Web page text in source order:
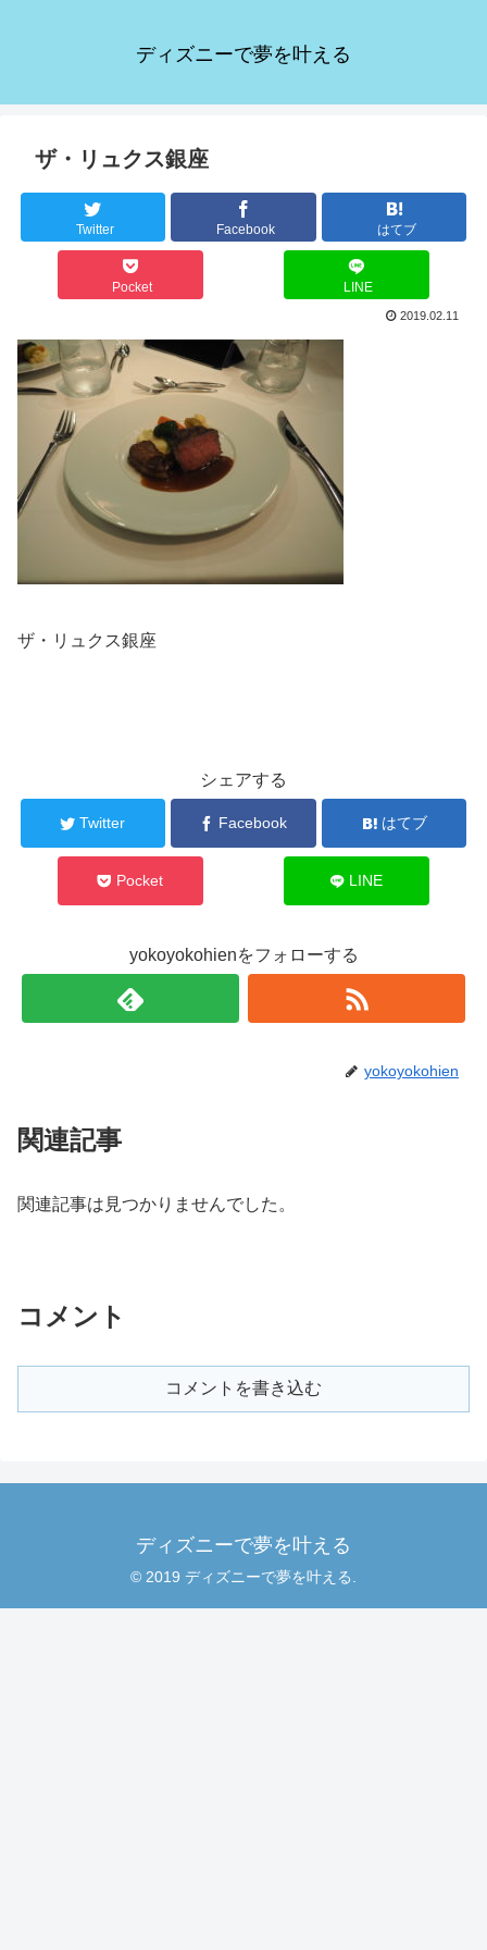
ディズニーで夢を叶える
ザ・リュクス銀座
Twitter Facebook はてブ
Pocket LINE
2019.02.11
ザ・リュクス銀座
シェアする
Twitter Facebook はてブ
Pocket LINE
yokoyokohienをフォローする
yokoyokohien
関連記事
関連記事は見つかりませんでした。
コメント
コメントを書き込む
ディズニーで夢を叶える
© 2019 ディズニーで夢を叶える.